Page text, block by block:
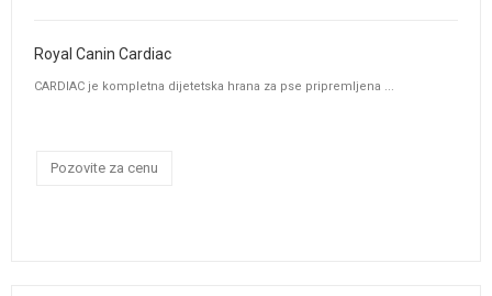
Royal Canin Cardiac
CARDIAC je kompletna dijetetska hrana za pse pripremljena ...
Pozovite za cenu